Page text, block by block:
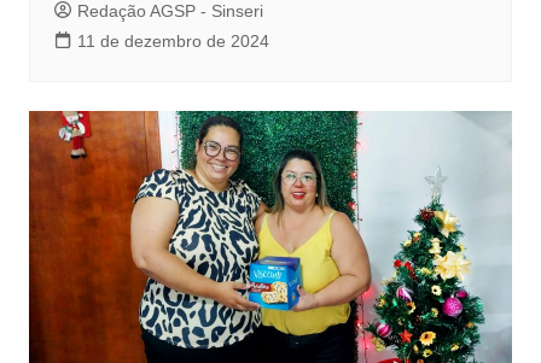
Redação AGSP - Sinseri
11 de dezembro de 2024